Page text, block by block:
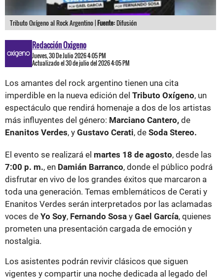
Tributo Oxígeno al Rock Argentino |Fuente:Difusión
Redacción Oxigeno
Jueves, 30 De Julio 2026 4:05 PM
Actualizado el 30 de julio del 2026 4:05 PM
Los amantes del rock argentino tienen una cita
imperdible en la nueva edición del Tributo Oxígeno, un
espectáculo que rendirá homenaje a dos de los artistas
más influyentes del género: Marciano Cantero, de
Enanitos Verdes, y Gustavo Cerati, de Soda Stereo.
El evento se realizará el martes 18 de agosto, desde las
7:00 p. m., en Damián Barranco, donde el público podrá
disfrutar en vivo de los grandes éxitos que marcaron a
toda una generación. Temas emblemáticos de Cerati y
Enanitos Verdes serán interpretados por las aclamadas
voces de Yo Soy, Fernando Sosa y Gael García, quienes
prometen una presentación cargada de emoción y
nostalgia.
Los asistentes podrán revivir clásicos que siguen
vigentes y compartir una noche dedicada al legado del